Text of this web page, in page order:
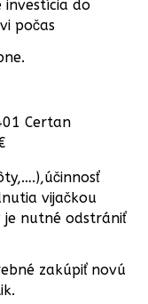
investícia do
počas
Certan
vijačkou
nutné odstrániť
zakúpiť novú